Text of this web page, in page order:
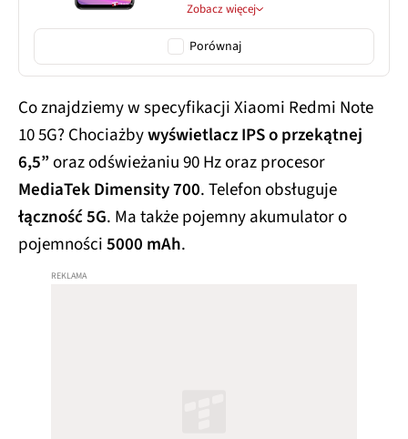
Zobacz więcej
Porównaj
Co znajdziemy w specyfikacji Xiaomi Redmi Note
10 5G? Chociażbywyświetlacz IPS o przekątnej
6,5”oraz odświeżaniu 90 Hz oraz procesor
MediaTek Dimensity 700. Telefon obsługuje
łączność 5G. Ma także pojemny akumulator o
pojemności5000 mAh.